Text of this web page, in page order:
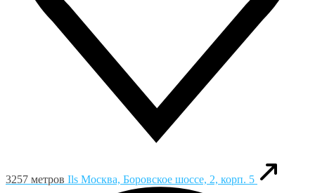
3257 метров Ils Москва, Боровское шоссе, 2, корп. 5